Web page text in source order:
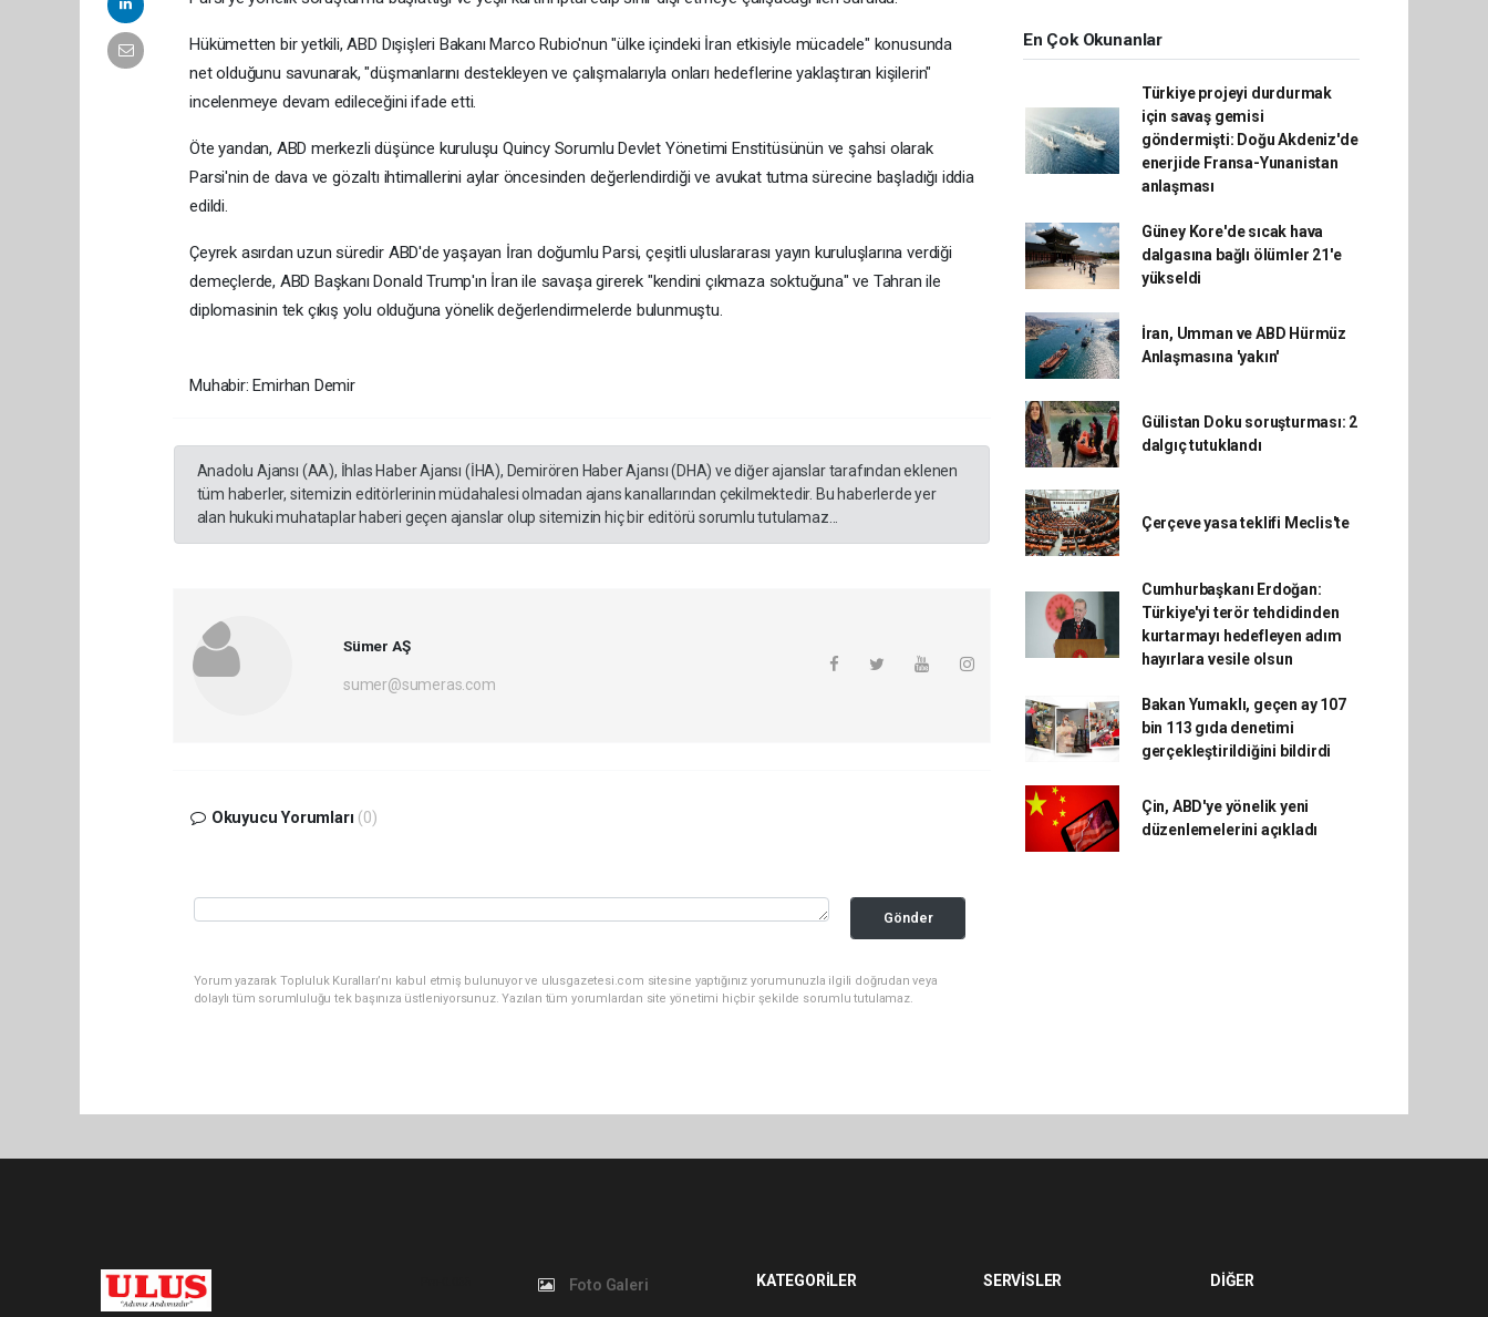
Hükümetten bir yetkili, ABD Dışişleri Bakanı Marco Rubio'nun "ülke içindeki İran etkisiyle mücadele" konusunda
net olduğunu savunarak, "düşmanlarını destekleyen ve çalışmalarıyla onları hedeflerine yaklaştıran kişilerin"
incelenmeye devam edileceğini ifade etti. ​​​​​​​
Öte yandan, ABD merkezli düşünce kuruluşu Quincy Sorumlu Devlet Yönetimi Enstitüsünün ve şahsi olarak
Parsi'nin de dava ve gözaltı ihtimallerini aylar öncesinden değerlendirdiği ve avukat tutma sürecine başladığı iddia
edildi.
Çeyrek asırdan uzun süredir ABD'de yaşayan İran doğumlu Parsi, çeşitli uluslararası yayın kuruluşlarına verdiği
demeçlerde, ABD Başkanı Donald Trump'ın İran ile savaşa girerek "kendini çıkmaza soktuğuna" ve Tahran ile
diplomasinin tek çıkış yolu olduğuna yönelik değerlendirmelerde bulunmuştu.
Muhabir: Emirhan Demir
Anadolu Ajansı (AA), İhlas Haber Ajansı (İHA), Demirören Haber Ajansı (DHA) ve diğer ajanslar tarafından eklenen
tüm haberler, sitemizin editörlerinin müdahalesi olmadan ajans kanallarından çekilmektedir. Bu haberlerde yer
alan hukuki muhataplar haberi geçen ajanslar olup sitemizin hiç bir editörü sorumlu tutulamaz...
Sümer AŞ
sumer@sumeras.com
Okuyucu Yorumları (0)
Gönder
Yorum yazarak Topluluk Kuralları’nı kabul etmiş bulunuyor ve ulusgazetesi.com sitesine yaptığınız yorumunuzla ilgili doğrudan veya
dolaylı tüm sorumluluğu tek başınıza üstleniyorsunuz. Yazılan tüm yorumlardan site yönetimi hiçbir şekilde sorumlu tutulamaz.
En Çok Okunanlar
Türkiye projeyi durdurmak
için savaş gemisi
göndermişti: Doğu Akdeniz'de
enerjide Fransa-Yunanistan
anlaşması
Güney Kore'de sıcak hava
dalgasına bağlı ölümler 21'e
yükseldi
İran, Umman ve ABD Hürmüz
Anlaşmasına 'yakın'
Gülistan Doku soruşturması: 2
dalgıç tutuklandı
Çerçeve yasa teklifi Meclis'te
Cumhurbaşkanı Erdoğan:
Türkiye'yi terör tehdidinden
kurtarmayı hedefleyen adım
hayırlara vesile olsun
Bakan Yumaklı, geçen ay 107
bin 113 gıda denetimi
gerçekleştirildiğini bildirdi
Çin, ABD'ye yönelik yeni
düzenlemelerini açıkladı
Foto Galeri KATEGORİLER SERVİSLER DİĞER